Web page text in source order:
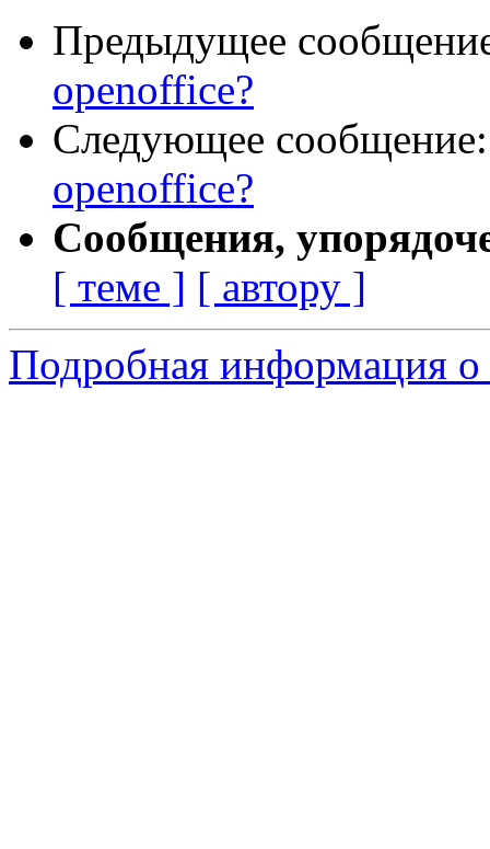
Предыдущее
openoffice?
Следующее
openoffice?
Сообщения,
[ теме ] [ автору ]
Подробная информация о